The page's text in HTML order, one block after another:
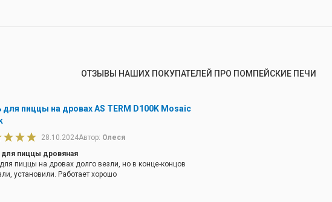
ОТЗЫВЫ НАШИХ ПОКУПАТЕЛЕЙ ПРО ПОМПЕЙСКИЕ ПЕЧИ
для пиццы на дровах AS TERM D100K Mosaic
28.10.2024Автор: Олеся
для пиццы дровяная
пиццы на дровах долго везли, но в конце-концов
установили. Работает хорошо